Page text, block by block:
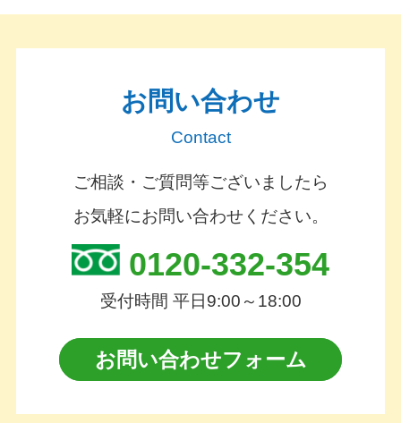
お問い合わせ
Contact
ご相談・ご質問等ございましたら
お気軽にお問い合わせください。
0120-332-354
受付時間 平日9:00～18:00
お問い合わせフォーム